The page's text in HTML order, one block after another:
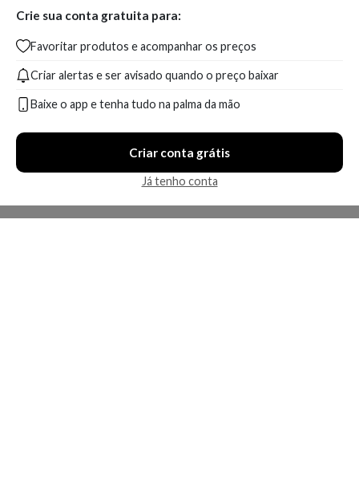
Crie sua conta gratuita para:
Favoritar produtos e acompanhar os preços
Criar alertas e ser avisado quando o preço baixar
Baixe o app e tenha tudo na palma da mão
Criar conta grátis
Já tenho conta